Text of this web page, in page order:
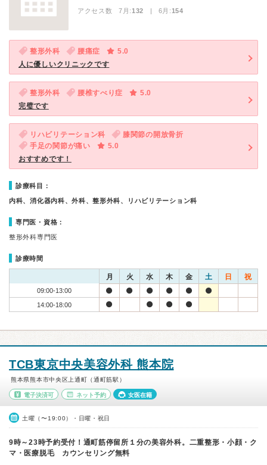
アクセス数 7月:132 | 6月:154
整形外科 腰痛症
5.0
人に優しいクリニックです
整形外科 腰椎すべり症
5.0
完璧です
リハビリテーション科
膝関節の開放骨折
手足の関節が痛い
5.0
おすすめです！
診療科目：
内科、消化器内科、外科、整形外科、リハビリテーション科
専門医・資格：
整形外科専門医
診療時間
月 火 水 木 金 土 日 祝
09:00-13:00
14:00-18:00
TCB東京中央美容外科 熊本院
熊本県熊本市中央区上通町（通町筋駅）
電子決済可 ネット予約 女医在籍
土曜（〜19:00）・日曜・祝日
9時～23時予約受付！通町筋停留所１分の美容外科。二重整形・小顔・ク
マ・医療脱毛 カウンセリング無料